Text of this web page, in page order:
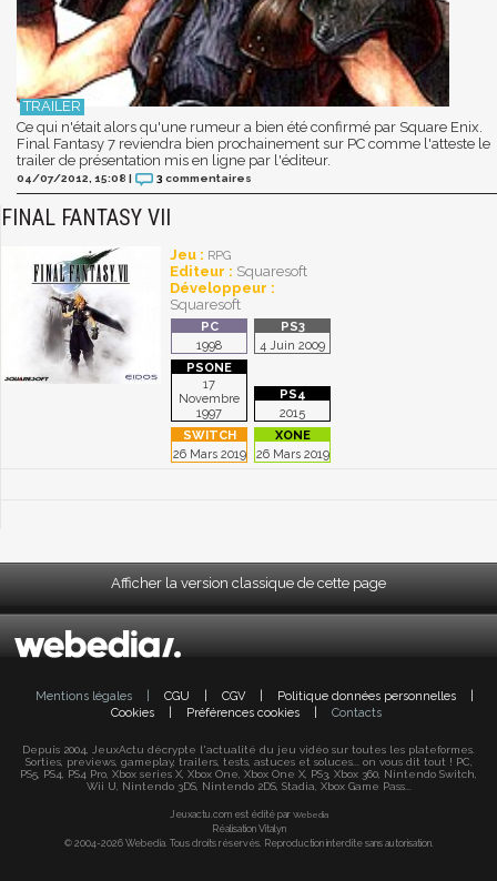
Ce qui n'était alors qu'une rumeur a bien été confirmé par Square Enix.
Final Fantasy 7 reviendra bien prochainement sur PC comme l'atteste le
trailer de présentation mis en ligne par l'éditeur.
04/07/2012, 15:08 | 3 commentaires
FINAL FANTASY VII
Jeu : RPG
Editeur : Squaresoft
Développeur :
Squaresoft
1998 4 Juin 2009
17
Novembre
1997
2015
26 Mars 2019 26 Mars 2019
Afficher la version classique de cette page
Mentions légales CGU CGV Politique données personnelles
Cookies
Préférences cookies Contacts
Depuis 2004, JeuxActu décrypte l'actualité du jeu vidéo sur toutes les plateformes.
Sorties, previews, gameplay, trailers, tests, astuces et soluces... on vous dit tout ! PC,
PS5, PS4, PS4 Pro, Xbox series X, Xbox One, Xbox One X, PS3, Xbox 360, Nintendo Switch,
Wii U, Nintendo 3DS, Nintendo 2DS, Stadia, Xbox Game Pass...
Jeuxactu.com est édité par Webedia
Réalisation Vitalyn
© 2004-2026 Webedia. Tous droits réservés. Reproduction interdite sans autorisation.